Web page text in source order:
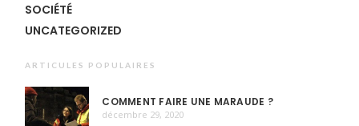
SOCIÉTÉ
UNCATEGORIZED
ARTICULES POPULAIRES
COMMENT FAIRE UNE MARAUDE ?
décembre 29, 2020